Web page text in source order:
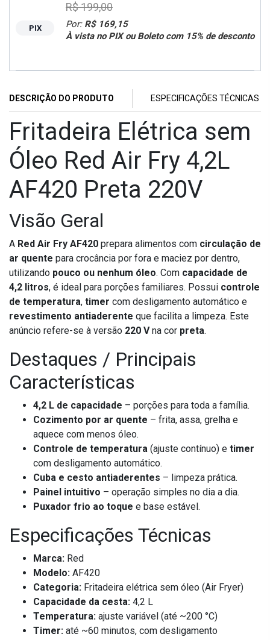
PIX Por: R$ 169,15
À vista no PIX ou Boleto com 15% de desconto
R$ 199,00
DESCRIÇÃO DO PRODUTO ESPECIFICAÇÕES TÉCNICAS
Fritadeira Elétrica sem
Óleo Red Air Fry 4,2L
AF420 Preta 220V
Visão Geral
A Red Air Fry AF420 prepara alimentos com circulação de
ar quente para crocância por fora e maciez por dentro,
utilizando pouco ou nenhum óleo. Com capacidade de
4,2 litros, é ideal para porções familiares. Possui controle
de temperatura, timer com desligamento automático e
revestimento antiaderente que facilita a limpeza. Este
anúncio refere-se à versão 220 Vna cor preta.
Destaques / Principais
Características
4,2 L de capacidade – porções para toda a família.
Cozimento por ar quente – frita, assa, grelha e
aquece com menos óleo.
Controle de temperatura (ajuste contínuo) e timer
com desligamento automático.
Cuba e cesto antiaderentes – limpeza prática.
Painel intuitivo – operação simples no dia a dia.
Puxador frio ao toque e base estável.
Especificações Técnicas
Marca: Red
Modelo: AF420
Categoria: Fritadeira elétrica sem óleo (Air Fryer)
Capacidade da cesta: 4,2 L
Temperatura: ajuste variável (até ~200 °C)
Timer: até ~60 minutos, com desligamento